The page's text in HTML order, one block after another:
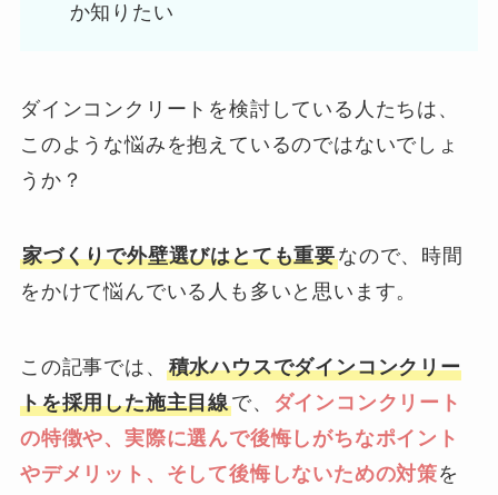
か知りたい
ダインコンクリートを検討している人たちは、
このような悩みを抱えているのではないでしょ
うか？
家づくりで外壁選びはとても重要なので、時間
をかけて悩んでいる人も多いと思います。
この記事では、 積水ハウスでダインコンクリー
トを採用した施主目線で、
ダインコンクリート
の特徴や、実際に選んで後悔しがちなポイント
やデメリット、そして後悔しないための対策を